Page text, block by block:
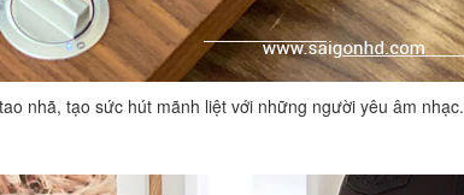
nhã, tạo sức hút mãnh liệt với những người yêu âm nhạc.